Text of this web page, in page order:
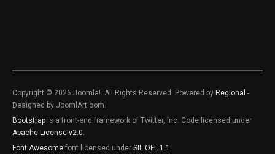
Copyright © 2026 Joomla!. All Rights Reserved. Powered by Regional -
Designed by JoomlArt.com.
Bootstrap is a front-end framework of Twitter, Inc. Code licensed under
Apache License v2.0.
Font Awesome font licensed under SIL OFL 1.1 .